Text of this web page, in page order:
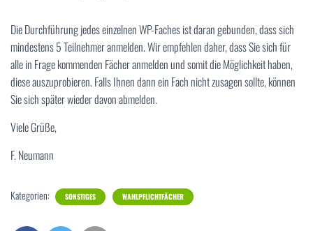
Die Durchführung jedes einzelnen WP-Faches ist daran gebunden, dass sich
mindestens 5 Teilnehmer anmelden. Wir empfehlen daher, dass Sie sich für
alle in Frage kommenden Fächer anmelden und somit die Möglichkeit haben,
diese auszuprobieren. Falls Ihnen dann ein Fach nicht zusagen sollte, können
Sie sich später wieder davon abmelden.
Viele Grüße,
F. Neumann
Kategorien: SONSTIGES WAHLPFLICHTFÄCHER